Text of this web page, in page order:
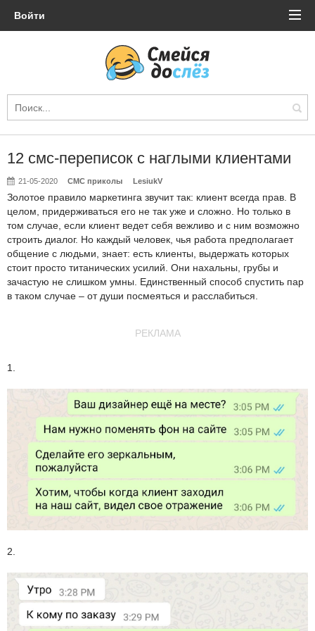
Войти
12 смс-переписок с наглыми клиентами
21-05-2020 СМС приколы LesiukV
Золотое правило маркетинга звучит так: клиент всегда прав. В
целом, придерживаться его не так уже и сложно. Но только в
том случае, если клиент ведет себя вежливо и с ним возможно
строить диалог. Но каждый человек, чья работа предполагает
общение с людьми, знает: есть клиенты, выдержать которых
стоит просто титанических усилий. Они нахальны, грубы и
зачастую не слишком умны. Единственный способ спустить пар
в таком случае – от души посмеяться и расслабиться.
РЕКЛАМА
1.
2.